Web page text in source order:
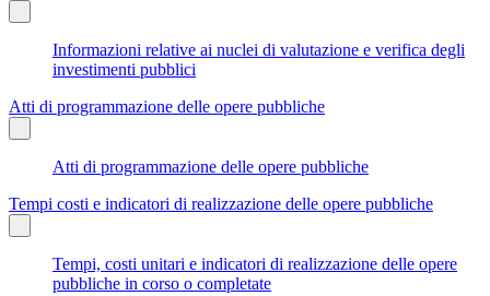
Informazioni relative ai nuclei di valutazione e verifica degli
investimenti pubblici
Atti di programmazione delle opere pubbliche
Atti di programmazione delle opere pubbliche
Tempi costi e indicatori di realizzazione delle opere pubbliche
Tempi, costi unitari e indicatori di realizzazione delle opere
pubbliche in corso o completate